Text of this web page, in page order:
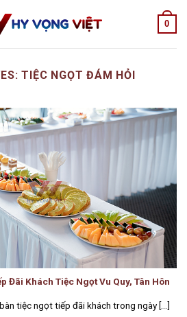
0
TIỆC NGỌT ĐÁM HỎI
Đãi Khách Tiệc Ngọt Vu Quy, Tân Hôn
tiệc ngọt tiếp đãi khách trong ngày [...]